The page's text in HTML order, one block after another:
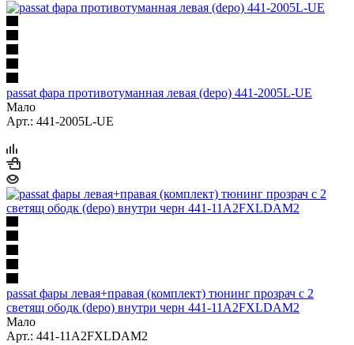
passat фара противотуманная левая (depo) 441-2005L-UE
Мало
Арт.: 441-2005L-UE
passat фары левая+правая (комплект) тюнинг прозрач с 2
светящ ободк (depo) внутри черн 441-11A2FXLDAM2
Мало
Арт.: 441-11A2FXLDAM2